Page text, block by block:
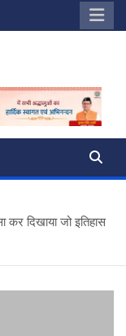
कर दिखाया जो इतिहास